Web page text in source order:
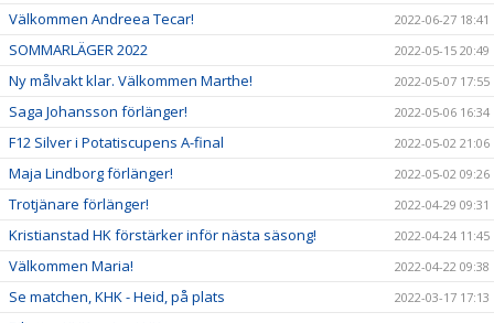
Välkommen Andreea Tecar! 2022-06-27 18:41
SOMMARLÄGER 2022 2022-05-15 20:49
Ny målvakt klar. Välkommen Marthe! 2022-05-07 17:55
Saga Johansson förlänger! 2022-05-06 16:34
F12 Silver i Potatiscupens A-final 2022-05-02 21:06
Maja Lindborg förlänger! 2022-05-02 09:26
Trotjänare förlänger! 2022-04-29 09:31
Kristianstad HK förstärker inför nästa säsong! 2022-04-24 11:45
Välkommen Maria! 2022-04-22 09:38
Se matchen, KHK - Heid, på plats 2022-03-17 17:13